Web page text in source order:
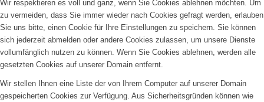
Wir respektieren es voll und ganz, wenn Sie Cookies ablehnen möchten. Um
zu vermeiden, dass Sie immer wieder nach Cookies gefragt werden, erlauben
Sie uns bitte, einen Cookie für Ihre Einstellungen zu speichern. Sie können
sich jederzeit abmelden oder andere Cookies zulassen, um unsere Dienste
vollumfänglich nutzen zu können. Wenn Sie Cookies ablehnen, werden alle
gesetzten Cookies auf unserer Domain entfernt.
Wir stellen Ihnen eine Liste der von Ihrem Computer auf unserer Domain
gespeicherten Cookies zur Verfügung. Aus Sicherheitsgründen können wie